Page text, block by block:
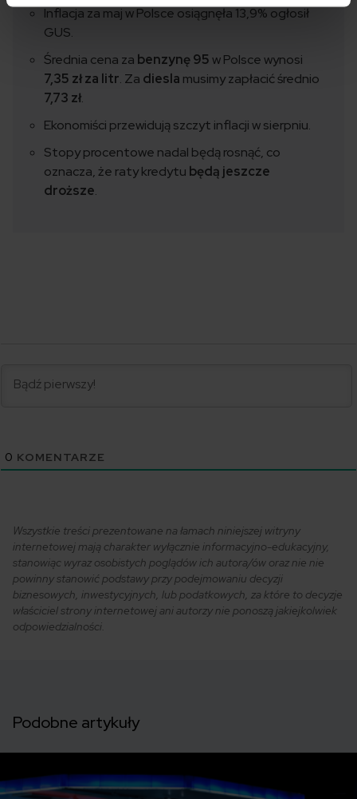
Inflacja za maj w Polsce osiągnęła 13,9% ogłosił
GUS.
Średnia cena za benzynę 95w Polsce wynosi
7,35 zł za litr. Za diesla musimy zapłacić średnio
7,73 zł.
Ekonomiści przewidują szczyt inflacji w sierpniu.
Stopy procentowe nadal będą rosnąć, co
oznacza, że raty kredytu będą jeszcze
droższe.
0 KOMENTARZE
Wszystkie treści prezentowane na łamach niniejszej witryny
internetowej mają charakter wyłącznie informacyjno-edukacyjny,
stanowiąc wyraz osobistych poglądów ich autora/ów oraz nie nie
powinny stanowić podstawy przy podejmowaniu decyzji
biznesowych, inwestycyjnych, lub podatkowych, za które to decyzje
właściciel strony internetowej ani autorzy nie ponoszą jakiejkolwiek
odpowiedzialności.
Podobne artykuły